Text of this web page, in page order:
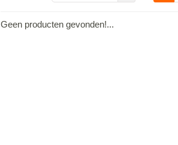
Geen producten gevonden!...